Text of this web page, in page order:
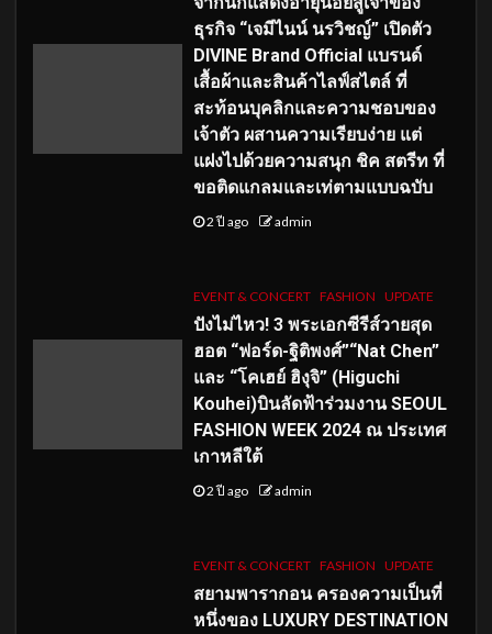
ธุรกิจ “เจมีไนน์ นรวิชญ์” เปิดตัว
DIVINE Brand Official แบรนด์
เสื้อผ้าและสินค้าไลฟ์สไตล์ ที่
สะท้อนบุคลิกและความชอบของ
เจ้าตัว ผสานความเรียบง่าย แต่
แฝงไปด้วยความสนุก ชิค สตรีท ที่
ขอติดแกลมและเท่ตามแบบฉบับ
2 ปี ago admin
EVENT & CONCERT FASHION UPDATE
ปังไม่ไหว! 3 พระเอกซีรีส์วายสุด
ฮอต “ฟอร์ด-ฐิติพงศ์”“Nat Chen”
และ “โคเฮย์ ฮิงุจิ” (Higuchi
Kouhei)บินลัดฟ้าร่วมงาน SEOUL
FASHION WEEK 2024 ณ ประเทศ
เกาหลีใต้
2 ปี ago admin
EVENT & CONCERT FASHION UPDATE
สยามพารากอน ครองความเป็นที่
หนึ่งของ LUXURY DESTINATION